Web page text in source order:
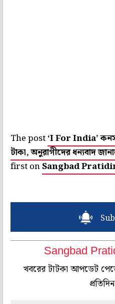
The post‘I For India’
টাকা, অনুরাগীদের ধন্যবাদ
first onSangbad
Sangbad
খবরের টাটকা আপডেট